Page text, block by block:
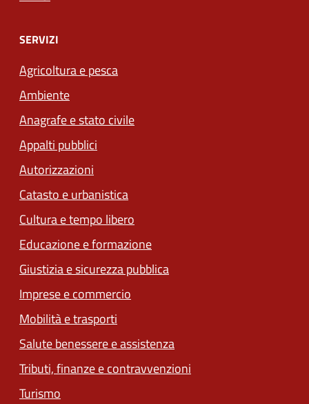
SERVIZI
Agricoltura e pesca
Ambiente
Anagrafe e stato civile
Appalti pubblici
Autorizzazioni
Catasto e urbanistica
Cultura e tempo libero
Educazione e formazione
Giustizia e sicurezza pubblica
Imprese e commercio
Mobilità e trasporti
Salute benessere e assistenza
Tributi, finanze e contravvenzioni
Turismo